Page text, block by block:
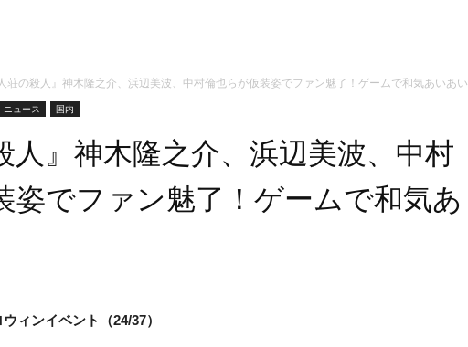
荘の殺人』神木隆之介、浜辺美波、中村倫也らが仮装姿でファン魅了！ゲームで和気あいあい
ニュース 国内
人』神木隆之介、浜辺美波、中村
姿でファン魅了！ゲームで和気あ
ウィンイベント（24/37）